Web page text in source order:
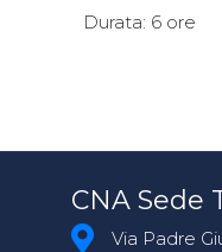
Durata: 6 ore
CNA Sede
Via Padre